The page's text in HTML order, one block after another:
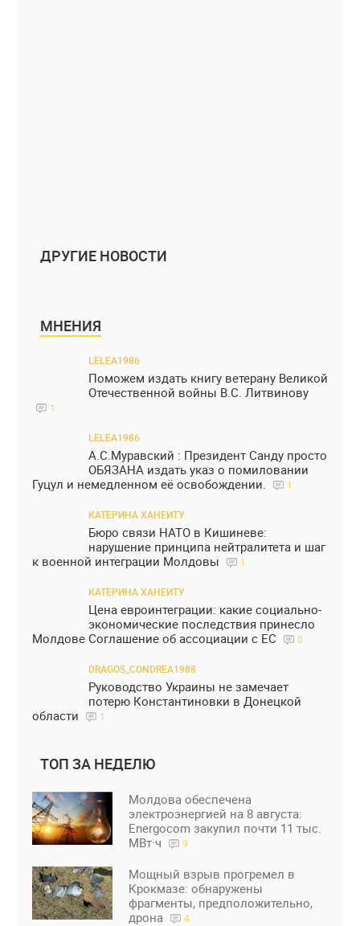
ДРУГИЕ НОВОСТИ
МНЕНИЯ
LELEA1986
Поможем издать книгу ветерану Великой
Отечественной войны В.С. Литвинову
1
LELEA1986
А.С.Муравский : Президент Санду просто
ОБЯЗАНА издать указ о помиловании
Гуцул и немедленном её освобождении.
1
КАТЕРИНА ХАНЕИТУ
Бюро связи НАТО в Кишиневе:
нарушение принципа нейтралитета и шаг
к военной интеграции Молдовы
1
КАТЕРИНА ХАНЕИТУ
Цена евроинтеграции: какие социально-
экономические последствия принесло
Молдове Соглашение об ассоциации с ЕС
0
DRAGOS_CONDREA1988
Руководство Украины не замечает
потерю Константиновки в Донецкой
области
1
ТОП ЗА НЕДЕЛЮ
Молдова обеспечена
электроэнергией на 8 августа:
Energocom закупил почти 11 тыс.
МВт·ч
9
Мощный взрыв прогремел в
Крокмазе: обнаружены
фрагменты, предположительно,
дрона
4